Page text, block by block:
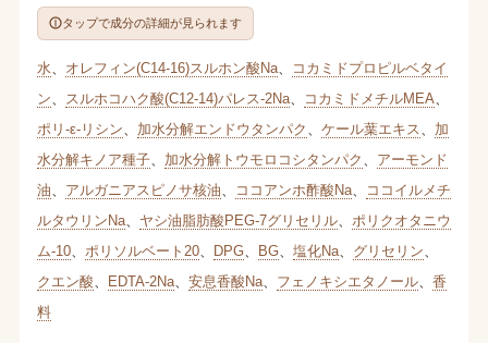
タップで成分の詳細が見られます
水 オレフィン(C14-16)スルホン酸Na、
コカミドプロピルベタイ
ン
スルホコハク酸(C12-14)パレス-2Na、 コカミドメチルMEA
ポリ-ε-リシン
加水分解エンドウタンパク ケール葉エキス
加
水分解キノア種子、 加水分解トウモロコシタンパク
アーモンド
油
アルガニアスピノサ核油 ココアンホ酢酸Na、
ココイルメチ
ルタウリンNa、 ヤシ油脂肪酸PEG-7グリセリル、 ポリクオタニウ
ム-10、 ポリソルベート20、 DPG、 BG、 塩化Na、 グリセリン
クエン酸
EDTA-2Na、 安息香酸Na、 フェノキシエタノール、 香
料